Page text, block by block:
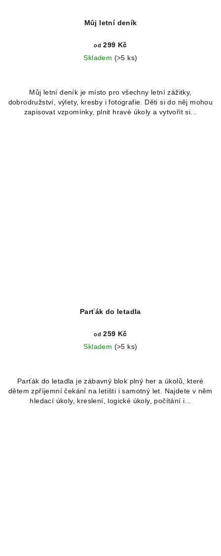
Můj letní deník
od 299 Kč
Skladem (>5 ks)
Můj letní deník je místo pro všechny letní zážitky,
dobrodružství, výlety, kresby i fotografie. Děti si do něj mohou
zapisovat vzpomínky, plnit hravé úkoly a vytvořit si...
Parťák do letadla
od 259 Kč
Skladem (>5 ks)
Parťák do letadla je zábavný blok plný her a úkolů, které
dětem zpříjemní čekání na letišti i samotný let. Najdete v něm
hledací úkoly, kreslení, logické úkoly, počítání i...